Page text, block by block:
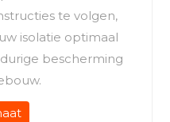
te volgen,
isolatie optimaal
bescherming